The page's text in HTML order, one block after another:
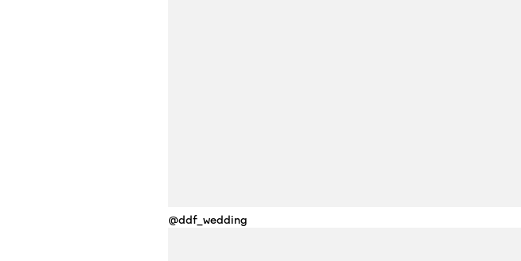
@ddf_wedding